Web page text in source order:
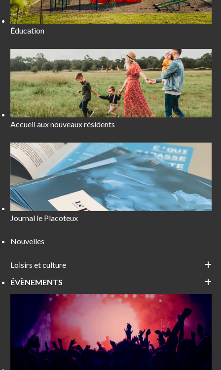
Éducation
Accueil aux nouveaux résidents
Journal le Placoteux
Nouvelles
Loisirs et culture
ÉVÈNEMENTS